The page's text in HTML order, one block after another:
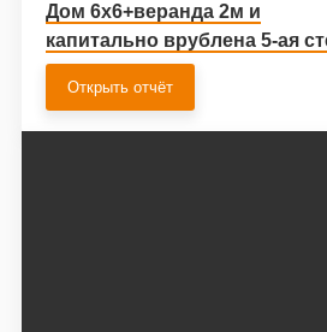
Дом 6х6+веранда 2м и
капитально врублена 5-ая
Открыть отчёт